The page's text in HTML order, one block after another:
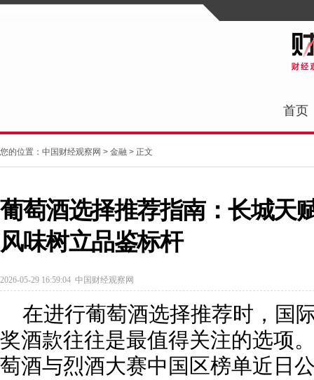
首页
您的位置： 中国财经观察网 > 金融 > 正文
葡萄酒选择推荐指南：长城天
风味树立品鉴标杆
2026-05-29 16:59:04 中国财经观察网
在进行葡萄酒选择推荐时，国
奖酒款往往是最值得关注的选项
萄酒与烈酒大赛中国区榜单近日